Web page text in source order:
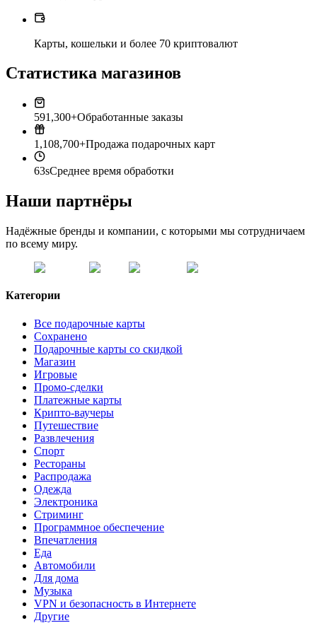
Карты, кошельки и более 70 криптовалют
Статистика магазинов
591,300+Обработанные заказы
1,108,700+Продажа подарочных карт
63sСреднее время обработки
Наши партнёры
Надёжные бренды и компании, с которыми мы сотрудничаем
по всему миру.
Категории
Все подарочные карты
Сохранено
Подарочные карты со скидкой
Магазин
Игровые
Промо-сделки
Платежные карты
Крипто-ваучеры
Путешествие
Развлечения
Спорт
Рестораны
Распродажа
Одежда
Электроника
Стриминг
Программное обеспечение
Впечатления
Еда
Автомобили
Для дома
Музыка
VPN и безопасность в Интернете
Другие